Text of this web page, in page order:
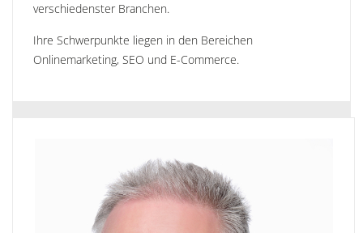
verschiedenster Branchen.
Ihre Schwerpunkte liegen in den Bereichen
Onlinemarketing, SEO und E-Commerce.